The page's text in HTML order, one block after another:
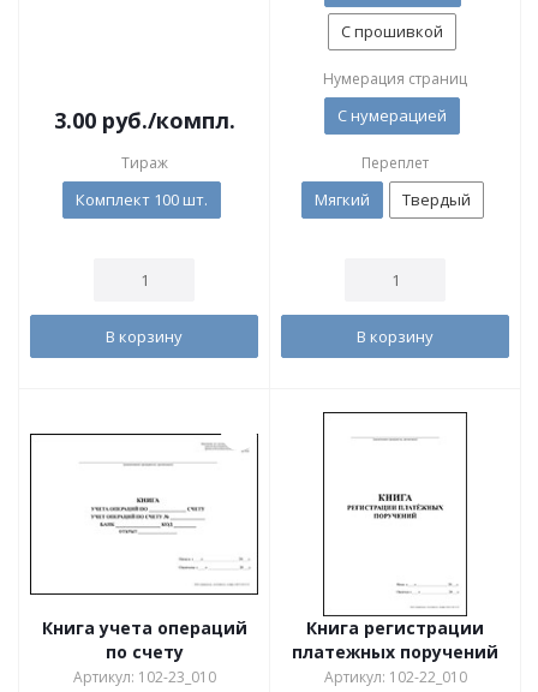
3.00руб./компл.
Тираж
Комплект 100 шт.
В корзину
С прошивкой
Нумерация страниц
С нумерацией
Переплет
Мягкий Твердый
В корзину
Книга учета операций
по счету
Артикул: 102-23_010
Книга регистрации
платежных поручений
Артикул: 102-22_010